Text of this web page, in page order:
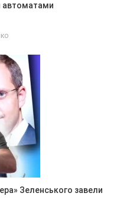
автоматами
Зеленського завели